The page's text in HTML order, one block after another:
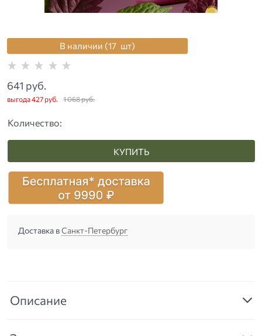
В наличии (17 шт)
1 068 руб.
641 руб.
выгода427 руб.
Количество:
КУПИТЬ
Доставка вСанкт-Петербург
Описание